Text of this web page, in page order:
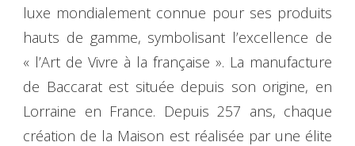
luxe mondialement connue pour ses produits
hauts de gamme, symbolisant l’excellence de
« l’Art de Vivre à la française ». La manufacture
de Baccarat est située depuis son origine, en
Lorraine en France. Depuis 257 ans, chaque
création de la Maison est réalisée par une élite